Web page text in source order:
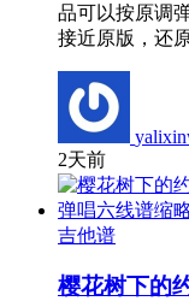
品可以按原调
接近原版，还
2天前
吉他谱
樱花树下的